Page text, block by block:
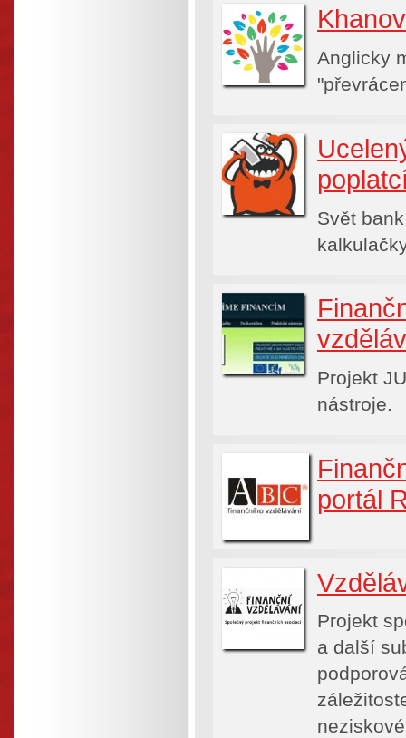
Anglicky
Svět
Projekt
nástroje.
portál
Projekt
a další